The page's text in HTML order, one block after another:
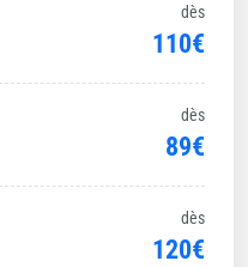
dès
110€
dès
89€
dès
120€